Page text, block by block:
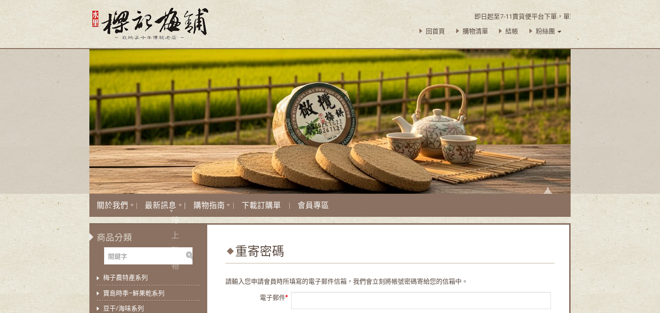
即日起至7-11賣貨便平台下單，單筆訂購滿$450即可享超商取貨免
回首頁
購物清單 結帳 粉絲團
關於我們
最新訊息
線
上
購
物
購物指南 下載訂購單 會員專區
重寄密碼
請輸入您申請會員時所填寫的電子郵件信箱，我們會立刻將帳號密碼寄給您的信箱中。
電子郵件
商品分類
梅子農特產系列
寶島時季~鮮果乾系列
豆干/海味系列